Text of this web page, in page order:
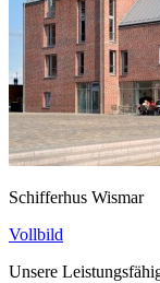
Schifferhus Wismar
Vollbild
Unsere